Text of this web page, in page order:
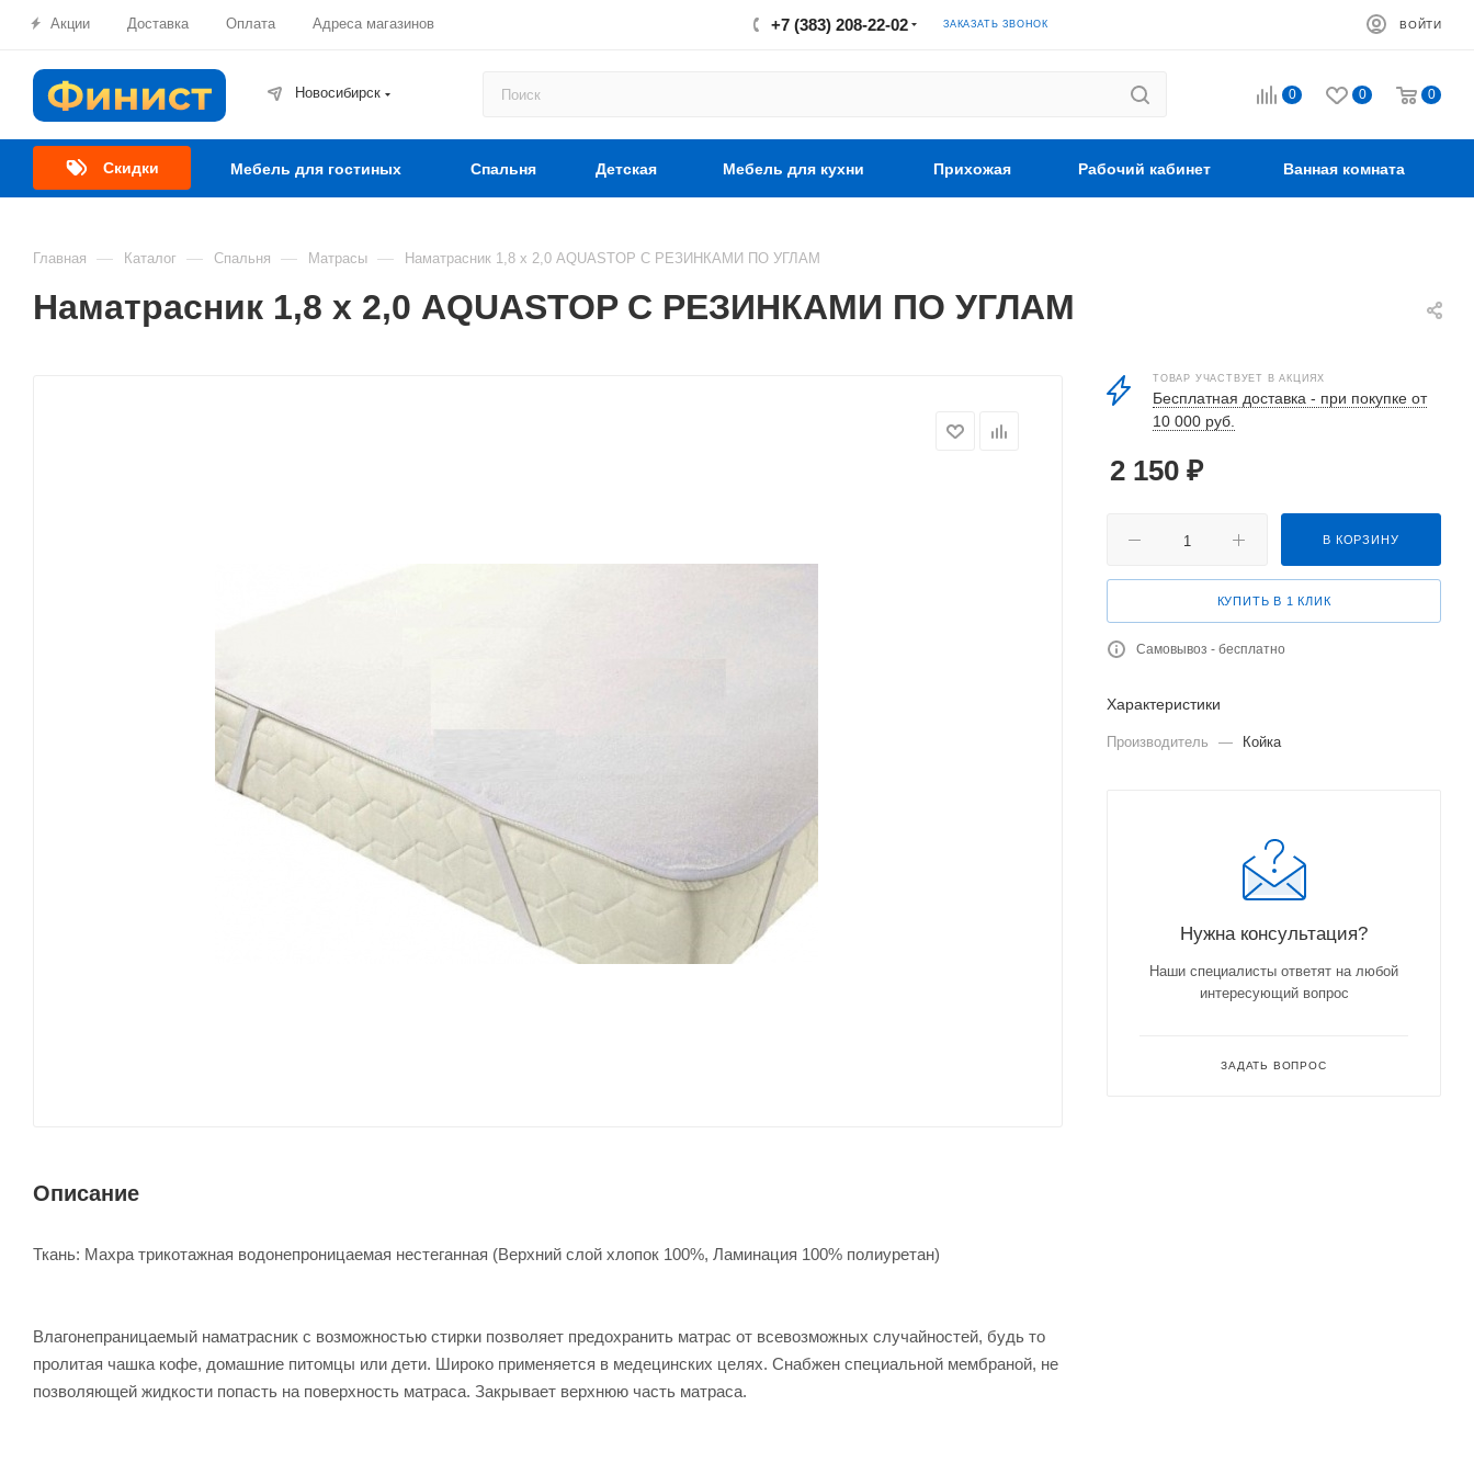
Акции Доставка Оплата Адреса магазинов +7 (383) 208-22-02 ЗАКАЗАТЬ ЗВОНОК ВОЙТИ
Новосибирск 0 0 0
Скидки Мебель для гостиных Спальня Детская Мебель для кухни Прихожая Рабочий кабинет Ванная комната
Главная — Каталог — Спальня — Матрасы — Наматрасник 1,8 х 2,0 AQUASTOP С РЕЗИНКАМИ ПО УГЛАМ
Наматрасник 1,8 х 2,0 AQUASTOP С РЕЗИНКАМИ ПО УГЛАМ
Описание
Ткань: Махра трикотажная водонепроницаемая нестеганная (Верхний слой хлопок 100%, Ламинация 100% полиуретан)
Влагонепраницаемый наматрасник с возможностью стирки позволяет предохранить матрас от всевозможных случайностей, будь то
пролитая чашка кофе, домашние питомцы или дети. Широко применяется в медецинских целях. Снабжен специальной мембраной, не
позволяющей жидкости попасть на поверхность матраса. Закрывает верхнюю часть матраса.
ТОВАР УЧАСТВУЕТ В АКЦИЯХ
Бесплатная доставка - при покупке от
10 000 руб.
2 150 ₽
В КОРЗИНУ
КУПИТЬ В 1 КЛИК
Самовывоз - бесплатно
Характеристики
Производитель — Койка
Нужна консультация?
Наши специалисты ответят на любой
интересующий вопрос
ЗАДАТЬ ВОПРОС